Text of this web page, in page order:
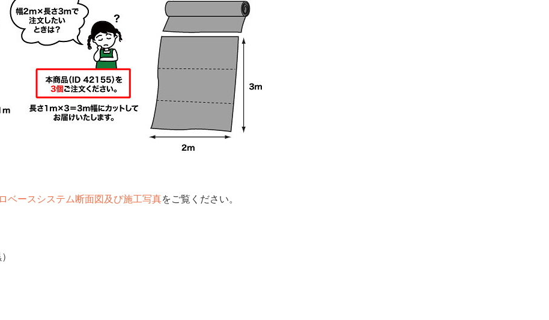
ベースシステム断面図及び施工写真をご覧ください。